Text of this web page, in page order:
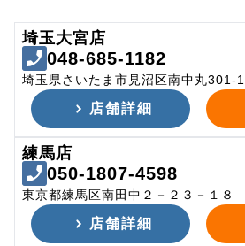
埼玉大宮店
048-685-1182
埼玉県さいたま市見沼区南中丸301-1
店舗詳細
練馬店
050-1807-4598
東京都練馬区南田中２－２３－１８
店舗詳細